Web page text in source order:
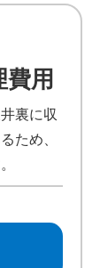
用
裏に収
ため、